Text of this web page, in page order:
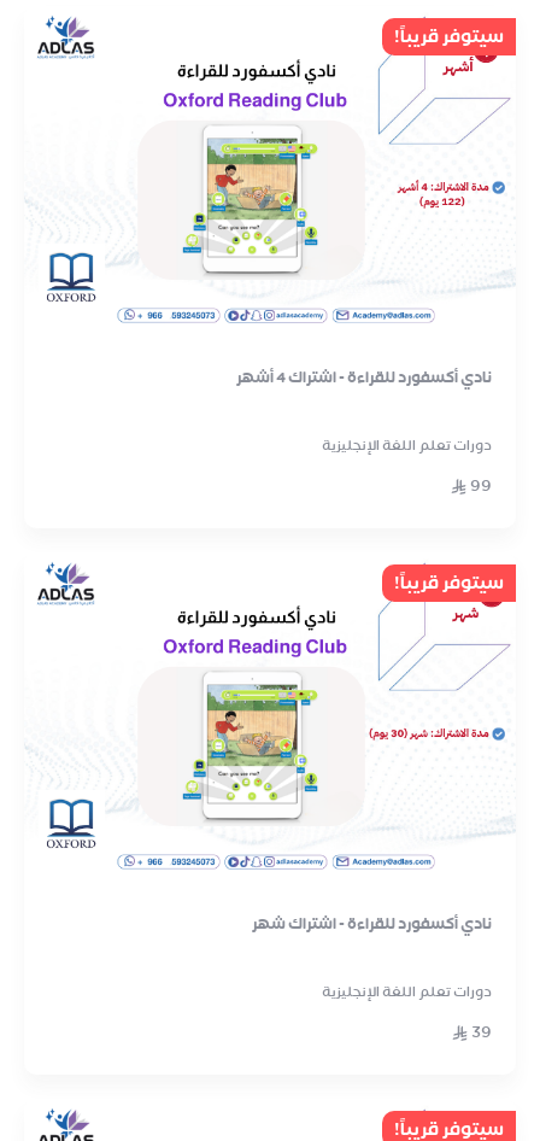
سيتوفر قريباً!
نادي أكسفورد للقراءة - اشتراك 4 أشهر
دورات تعلم اللغة الإنجليزية
99
سيتوفر قريباً!
نادي أكسفورد للقراءة - اشتراك شهر
دورات تعلم اللغة الإنجليزية
39
سيتوفر قريباً!